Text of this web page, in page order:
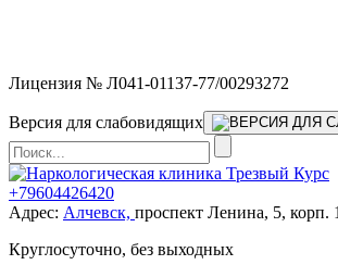
Лицензия № Л041-01137-77/00293272
Версия для слабовидящих
+79604426420
Адрес: Алчевск, проспект Ленина, 5, корп. 1
Круглосуточно, без выходных